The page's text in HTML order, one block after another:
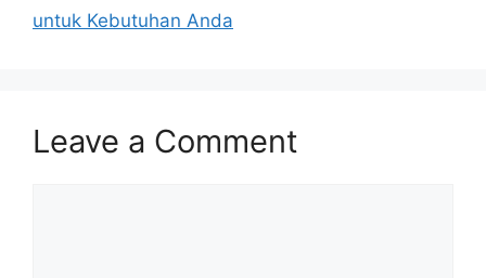
untuk Kebutuhan Anda
Leave a Comment